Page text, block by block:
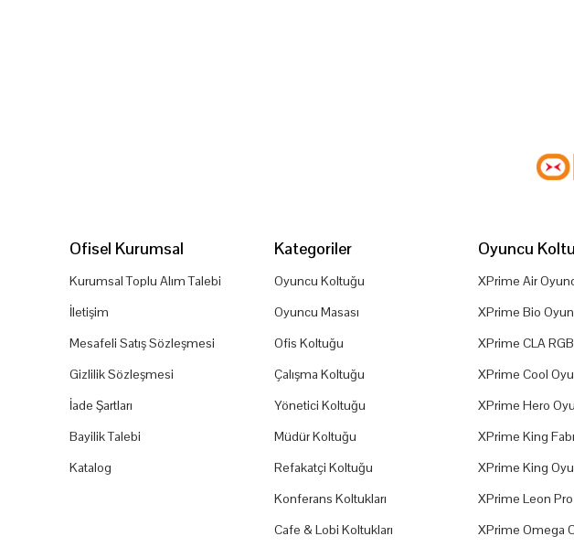
Ofisel Kurumsal
Kurumsal Toplu Alım Talebi
İletişim
Mesafeli Satış Sözleşmesi
Gizlilik Sözleşmesi
İade Şartları
Bayilik Talebi
Katalog
Kategoriler
Oyuncu Koltuğu
Oyuncu Masası
Ofis Koltuğu
Çalışma Koltuğu
Yönetici Koltuğu
Müdür Koltuğu
Refakatçi Koltuğu
Konferans Koltukları
Cafe & Lobi Koltukları
Oyuncu
XPrime Air
XPrime Bio
XPrime CLA
XPrime Cool
XPrime Hero
XPrime King
XPrime King
XPrime Leon
XPrime Omega